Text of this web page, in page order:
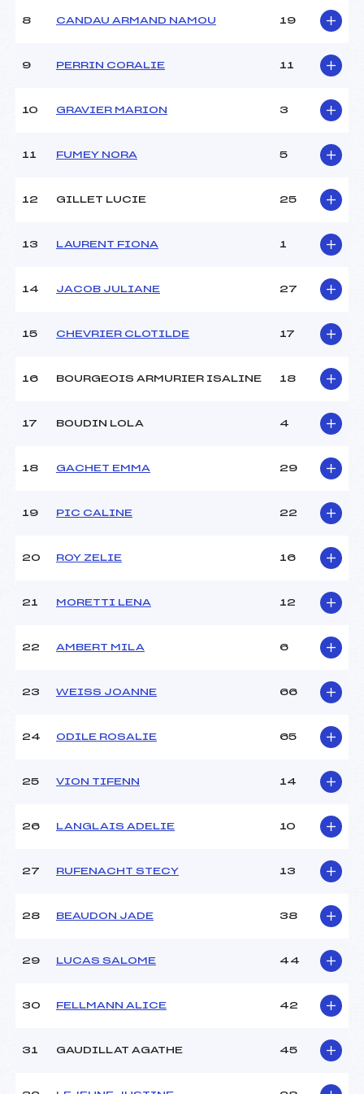
C-D .
8 CANDAU ARMAND NAMOU 19
9 PERRIN CORALIE 11
10 GRAVIER MARION 3
11 FUMEY NORA 5
12 GILLET LUCIE 25
13 LAURENT FIONA 1
14 JACOB JULIANE 27
15 CHEVRIER CLOTILDE 17
16 BOURGEOIS ARMURIER ISALINE 18
17 BOUDIN LOLA 4
18 GACHET EMMA 29
19 PIC CALINE 22
20 ROY ZELIE 16
21 MORETTI LENA 12
22 AMBERT MILA 6
23 WEISS JOANNE 66
24 ODILE ROSALIE 65
25 VION TIFENN 14
26 LANGLAIS ADELIE 10
27 RUFENACHT STECY 13
28 BEAUDON JADE 38
29 LUCAS SALOME 44
30 FELLMANN ALICE 42
31 GAUDILLAT AGATHE 45